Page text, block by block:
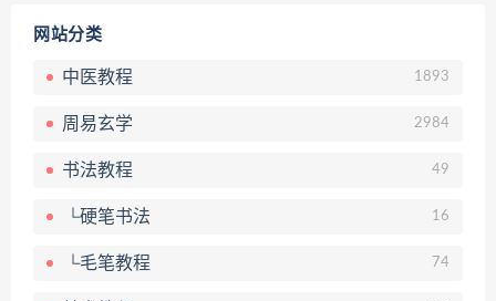
网站分类
中医教程 1893
周易玄学 2984
书法教程 49
└硬笔书法 16
└毛笔教程 74